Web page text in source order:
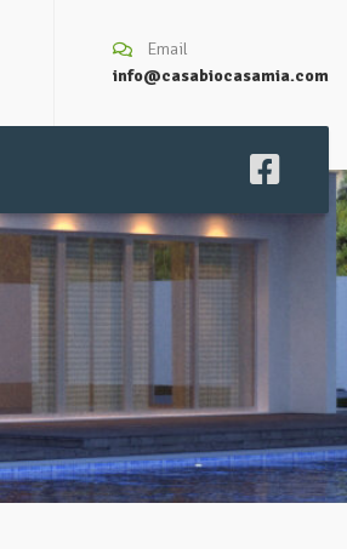
Email
info@casabiocasamia.com